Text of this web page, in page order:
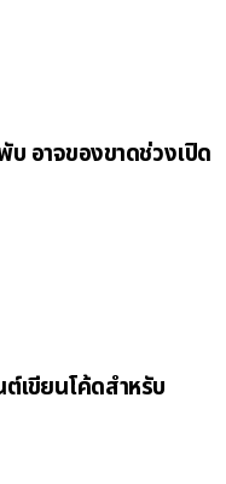
อาจของขาดช่วงเปิด
เขียนโค้ดสำหรับ